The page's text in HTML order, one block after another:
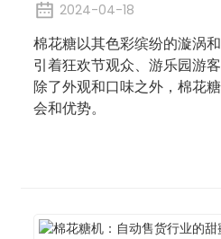
2024-04-18
棉花糖以其色彩缤纷的漩涡
引着狂欢节观众、游乐园游
除了外观和口味之外，棉花
会和优势。